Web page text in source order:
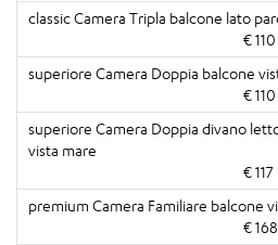
€ 110
€ 110
€ 117
€ 168